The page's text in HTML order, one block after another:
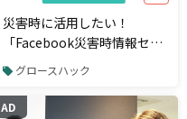
災害時に活用したい！
「Facebook災害時情報セン
ター」の基本を解説
グロースハック
AD